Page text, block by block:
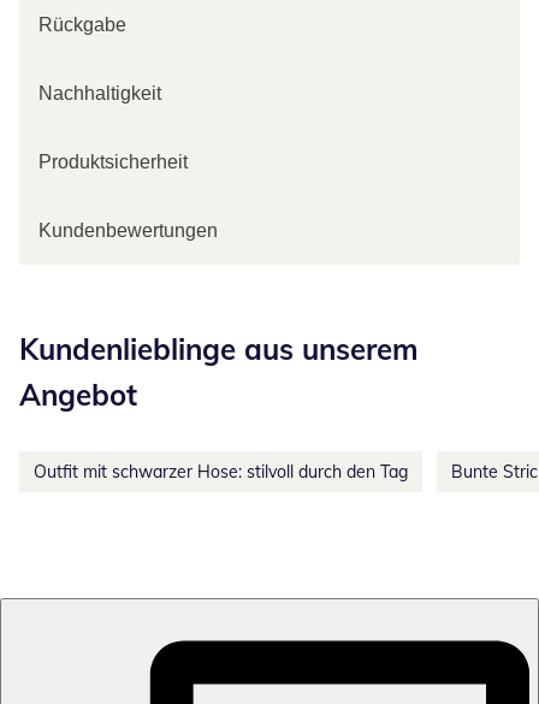
Rückgabe
Nachhaltigkeit
Produktsicherheit
Kundenbewertungen
Kundenlieblinge aus unserem
Angebot
Outfit mit schwarzer Hose: stilvoll durch den Tag Bunte